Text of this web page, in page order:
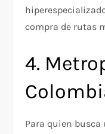
compra de rutas
4.
Para quien busca